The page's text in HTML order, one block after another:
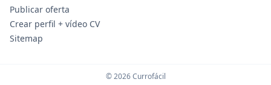
Publicar oferta
Crear perfil + vídeo CV
Sitemap
© 2026 Currofácil